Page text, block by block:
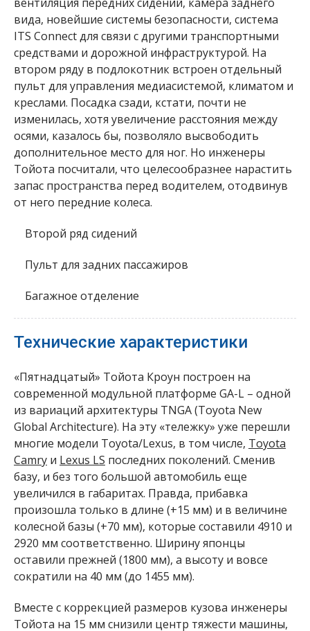
вида, новейшие системы безопасности, система
ITS Connect для связи с другими транспортными
средствами и дорожной инфраструктурой. На
втором ряду в подлокотник встроен отдельный
пульт для управления медиасистемой, климатом и
креслами. Посадка сзади, кстати, почти не
изменилась, хотя увеличение расстояния между
осями, казалось бы, позволяло высвободить
дополнительное место для ног. Но инженеры
Тойота посчитали, что целесообразнее нарастить
запас пространства перед водителем, отодвинув
от него передние колеса.
Второй ряд сидений
Пульт для задних пассажиров
Багажное отделение
Технические характеристики
«Пятнадцатый» Тойота Кроун построен на
современной модульной платформе GA-L – одной
из вариаций архитектуры TNGA (Toyota New
Global Architecture). На эту «тележку» уже перешли
многие модели Toyota/Lexus, в том числе, Toyota
Camry и Lexus LS последних поколений. Сменив
базу, и без того большой автомобиль еще
увеличился в габаритах. Правда, прибавка
произошла только в длине (+15 мм) и в величине
колесной базы (+70 мм), которые составили 4910 и
2920 мм соответственно. Ширину японцы
оставили прежней (1800 мм), а высоту и вовсе
сократили на 40 мм (до 1455 мм).
Вместе с коррекцией размеров кузова инженеры
Тойота на 15 мм снизили центр тяжести машины,